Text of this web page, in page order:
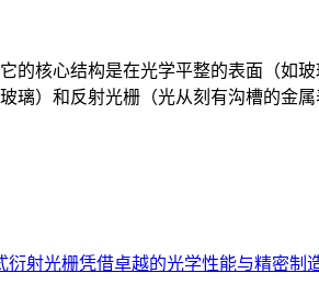
核心结构是在光学平整的表面（如
璃）和反射光栅（光从刻有沟槽的金
射光栅凭借卓越的光学性能与精密制